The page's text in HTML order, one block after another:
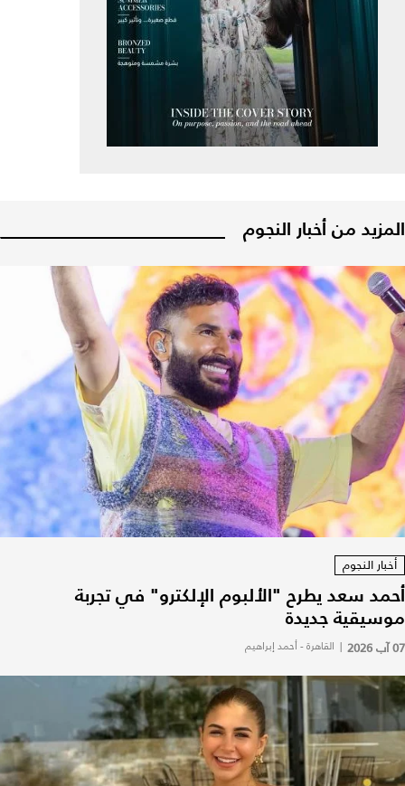
المزيد من أخبار النجوم
أخبار النجوم
أحمد سعد يطرح "الألبوم الإلكترو" في تجربة
موسيقية جديدة
07 آب 2026 | القاهرة - أحمد إبراهيم